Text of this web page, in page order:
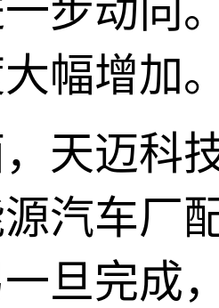
步动向
幅增加
天迈科
汽车厂
旦完成